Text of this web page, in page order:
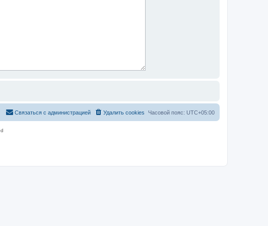
Часовой пояс: UTC+05:00
Удалить cookies
Связаться с администрацией